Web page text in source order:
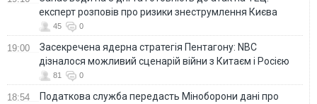
експерт розповів про ризики знеструмлення Києва
45 0
19:00
Засекречена ядерна стратегія Пентагону: NBC
дізналося можливий сценарій війни з Китаєм і Росією
81 0
18:54
Податкова служба передасть Міноборони дані про